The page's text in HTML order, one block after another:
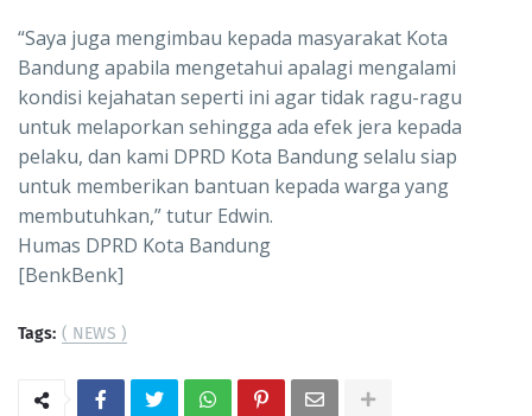
“Saya juga mengimbau kepada masyarakat Kota
Bandung apabila mengetahui apalagi mengalami
kondisi kejahatan seperti ini agar tidak ragu-ragu
untuk melaporkan sehingga ada efek jera kepada
pelaku, dan kami DPRD Kota Bandung selalu siap
untuk memberikan bantuan kepada warga yang
membutuhkan,” tutur Edwin.
Humas DPRD Kota Bandung
[BenkBenk]
Tags: ( NEWS )